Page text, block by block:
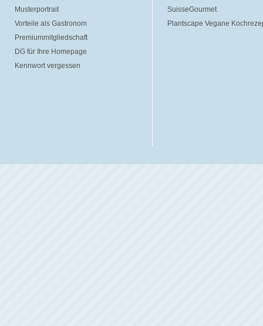
Musterportrait
Vorteile als Gastronom
Premiummitgliedschaft
DG für Ihre Homepage
Kennwort vergessen
SuisseGourmet
Plantscape Vegane